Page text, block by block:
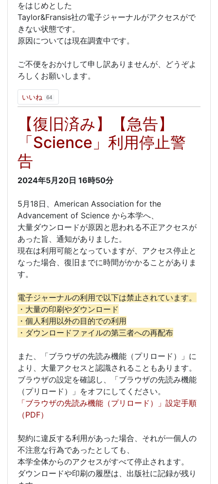
をはじめとした
Taylor&Fransis社の電子ジャーナルがアクセスがで
きない状態です。
原因については現在調査中です。
ご不便をおかけして申し訳ありませんが、どうぞよ
ろしくお願いします。
いいね 64
【復旧済み】【急告】
「Science」利用停止警
告
2024年5月20日 16時50分
5月18日、American Association for the
Advancement of Science から本学へ、
大量ダウンロードが原因と思われる不正アクセスが
あった旨、通知がありました。
現在は利用可能となっていますが、アクセス停止と
なった場合、復旧までに時間がかかることがありま
す。
電子ジャーナルの利用で以下は禁止されています。
・大量の印刷やダウンロード
・個人利用以外の目的での利用
・ダウンロードファイルの第三者への再配布
また、「ブラウザの先読み機能（プリロード）」に
より、大量アクセスと認識されることもあります。
ブラウザの設定を確認し、「ブラウザの先読み機能
（プリロード）」をオフにしてください。
「ブラウザの先読み機能（プリロード）」設定手順
（PDF）
契約に違反する利用があった場合、それが一個人の
不注意な行為であったとしても、
本学全体からのアクセスがすべて停止されます。
ダウンロードや印刷の履歴は、出版社に記録が残り